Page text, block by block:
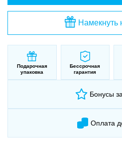
Намекнуть
Подарочная
упаковка
Бессрочная
гарантия
Бонусы
Оплата